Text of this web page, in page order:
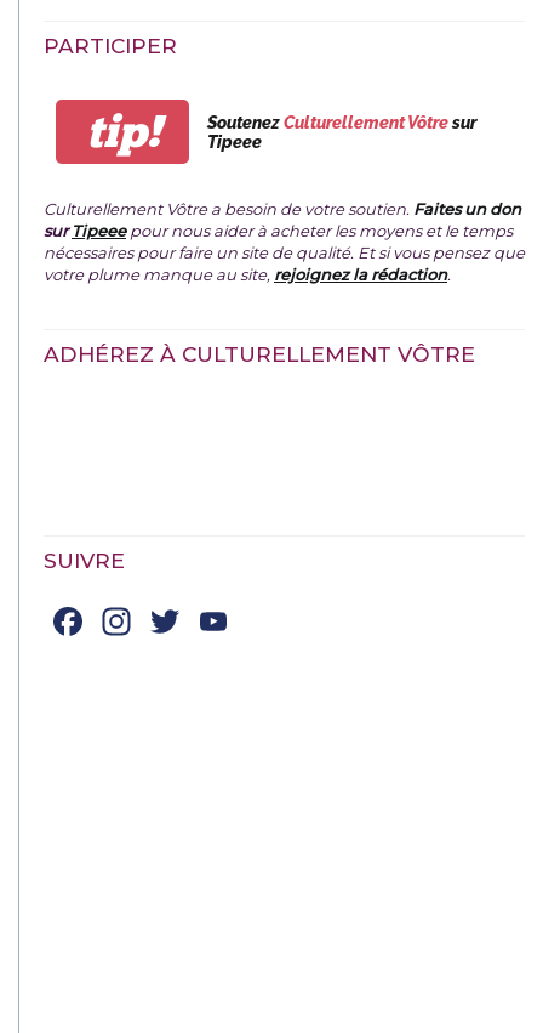
PARTICIPER
tip! SoutenezCulturellement Vôtresur
Tipeee
Culturellement Vôtre a besoin de votre soutien. Faites un don
surTipeeepour nous aider à acheter les moyens et le temps
nécessaires pour faire un site de qualité. Et si vous pensez que
votre plume manque au site, rejoignez la rédaction.
ADHÉREZ À CULTURELLEMENT VÔTRE
SUIVRE
Facebook
Instagram
Twitter